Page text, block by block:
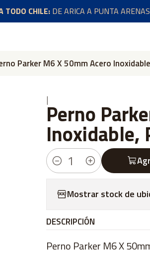
TODO CHILE:DE ARICA A PUNTA ARENAS
Parker M6 X 50mm Acero
|Perno
Inoxidable,
Cantidad
Mostrar stock de
DESCRIPCIÓN
Perno Parker M6 X